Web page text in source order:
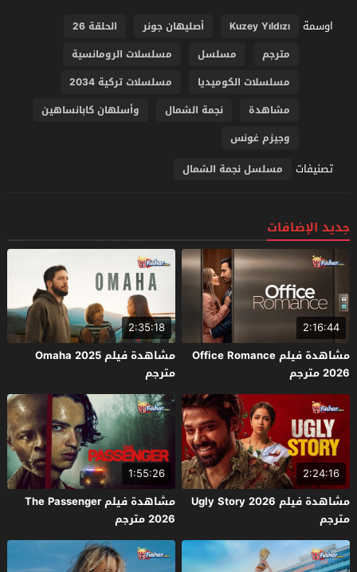
اوسمة
Kuzey Yıldızı أصليهان جونر
الحلقة 26
مترجم
مسلسل
مسلسلات الرومانسية
مسلسلات الكوميديا
مسلسلات تركية 2034
مشاهدة
نجمة الشمال
وأسلهان كابانساهين
وجيزم غونس
تصنيفات مسلسل نجمة الشمال
جديد الإضافات
2:16:44
مشاهدة فيلم Office Romance
2026 مترجم
2:35:18
مشاهدة فيلم Omaha 2025
مترجم
2:24:16
مشاهدة فيلم Ugly Story 2026
مترجم
1:55:26
مشاهدة فيلم The Passenger
2026 مترجم